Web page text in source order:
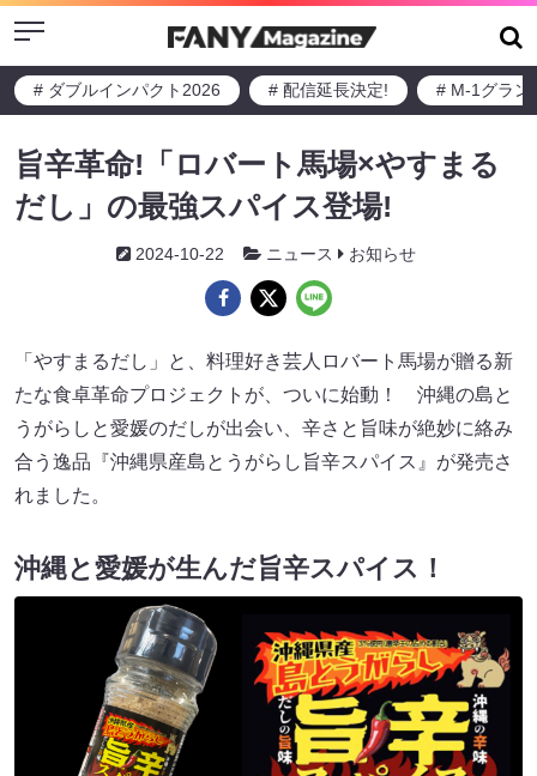
Menu
# ダブルインパクト2026 # 配信延長決定! # M-1グラン
旨辛革命!「ロバート馬場×やすまる
だし」の最強スパイス登場!
2024-10-22 ニュース お知らせ
「やすまるだし」と、料理好き芸人ロバート馬場が贈る新
たな食卓革命プロジェクトが、ついに始動！ 沖縄の島と
うがらしと愛媛のだしが出会い、辛さと旨味が絶妙に絡み
合う逸品『沖縄県産島とうがらし旨辛スパイス』が発売さ
れました。
沖縄と愛媛が生んだ旨辛スパイス！